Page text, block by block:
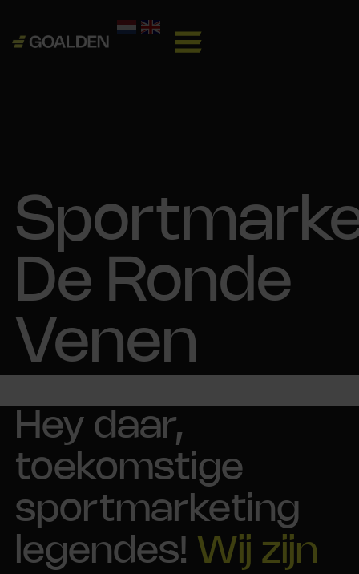
De Ronde
Venen
Hey daar,
toekomstige
sportmarketing
legendes! Wij zijn